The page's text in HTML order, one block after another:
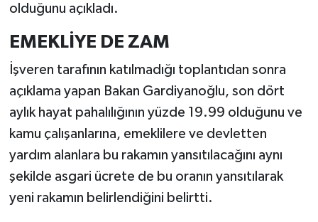
olduğunu açıkladı.
EMEKLİYE DE ZAM
İşveren tarafının katılmadığı toplantıdan sonra
açıklama yapan Bakan Gardiyanoğlu, son dört
aylık hayat pahalılığının yüzde 19.99 olduğunu ve
kamu çalışanlarına, emeklilere ve devletten
yardım alanlara bu rakamın yansıtılacağını aynı
şekilde asgari ücrete de bu oranın yansıtılarak
yeni rakamın belirlendiğini belirtti.